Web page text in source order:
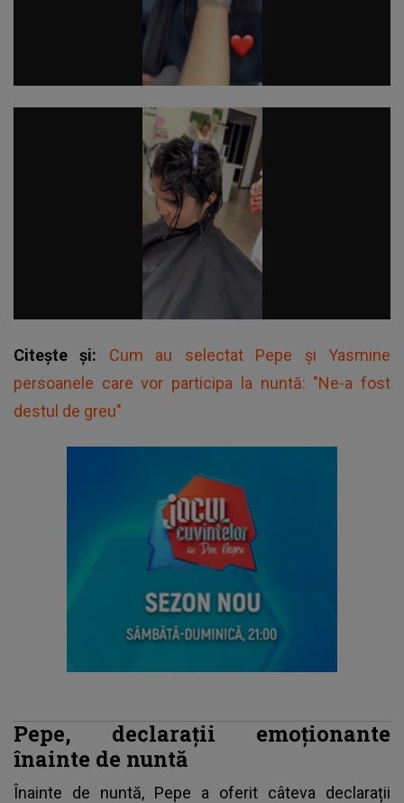
Citește și: Cum au selectat Pepe și Yasmine
persoanele care vor participa la nuntă: "Ne-a fost
destul de greu"
Pepe, declarații emoționante
înainte de nuntă
Înainte de nuntă, Pepe a oferit câteva declarații